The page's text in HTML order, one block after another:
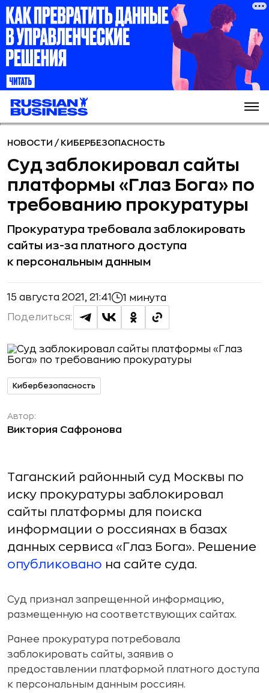
НОВОСТИ / КИБЕРБЕЗОПАСНОСТЬ
Суд заблокировал сайты
платформы «Глаз Бога» по
требованию прокуратуры
Прокуратура требовала заблокировать
сайты из-за платного доступа
к персональным данным
15 августа 2021, 21:41 1 минута
Поделиться:
Кибербезопасность
Автор:
Виктория Сафронова
Таганский районный суд Москвы по
иску прокуратуры заблокировал
сайты платформы для поиска
информации о россиянах в базах
данных сервиса «Глаз Бога». Решение
опубликовано на сайте суда.
Суд признал запрещенной информацию,
размещенную на соответствующих сайтах.
Ранее прокуратура потребовала
заблокировать сайты, заявив о
предоставлении платформой платного доступа
к персональным данным россиян.